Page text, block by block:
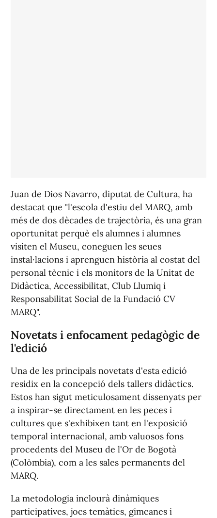
Juan de Dios Navarro, diputat de Cultura, ha
destacat que "l'escola d'estiu del MARQ, amb
més de dos dècades de trajectòria, és una gran
oportunitat perquè els alumnes i alumnes
visiten el Museu, coneguen les seues
instal·lacions i aprenguen història al costat del
personal tècnic i els monitors de la Unitat de
Didàctica, Accessibilitat, Club Llumiq i
Responsabilitat Social de la Fundació CV
MARQ".
Novetats i enfocament pedagògic de
l'edició
Una de les principals novetats d'esta edició
residix en la concepció dels tallers didàctics.
Estos han sigut meticulosament dissenyats per
a inspirar-se directament en les peces i
cultures que s'exhibixen tant en l'exposició
temporal internacional, amb valuosos fons
procedents del Museu de l'Or de Bogotà
(Colòmbia), com a les sales permanents del
MARQ.
La metodologia inclourà dinàmiques
participatives, jocs temàtics, gimcanes i